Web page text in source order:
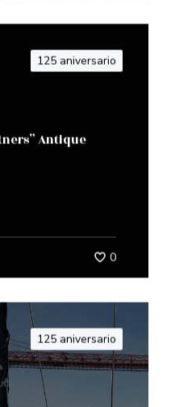
125 aniversario
Antique
0
125 aniversario